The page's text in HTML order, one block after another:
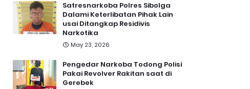
Satresnarkoba Polres Sibolga
Dalami Keterlibatan Pihak Lain
usai Ditangkap Residivis
Narkotika
May 23, 2026
Pengedar Narkoba Todong Polisi
Pakai Revolver Rakitan saat di
Gerebek